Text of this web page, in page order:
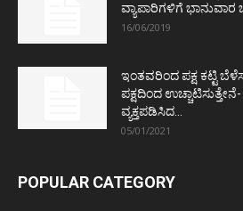
ವ್ಯಾಪಾರಿಗಳಿಗೆ ಭಾನುವಾರ
16/06/2019
ಇಂತವರಿಂದ ಪಕ್ಷ ಕಟ್ಟಿ
ಪಕ್ಷದಿಂದ
ವ್ಯಕ್ತಪಡಿಸಿದ...
05/01/2021
POPULAR CATEGORY